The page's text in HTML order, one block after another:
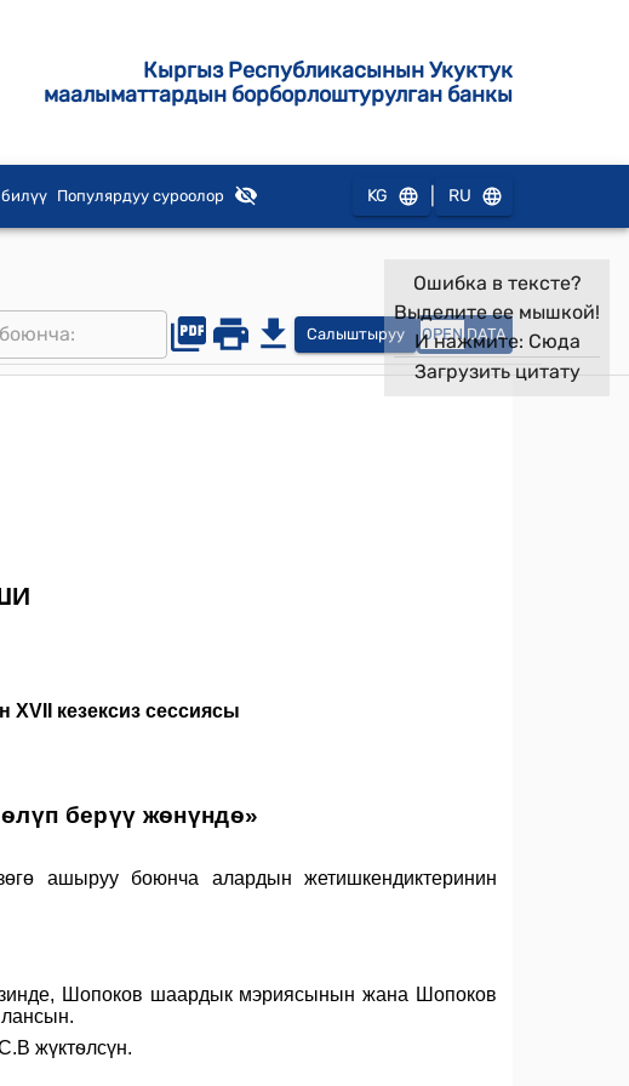
Кыргыз Республикасынын Укуктук
маалыматтардын борборлоштурулган банкы
Популярдуу суроолор KG RU
Салыштыруу OPEN DATA
Ошибка в тексте?
Выделите ее мышкой!
И нажмите: Сюда
Загрузить цитату